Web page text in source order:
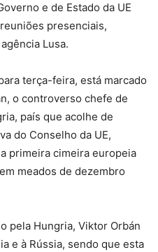
e de Estado da UE
presenciais,
Lusa.
terça-feira, está marcado
o controverso chefe de
país que acolhe de
do Conselho da UE,
primeira cimeira europeia
meados de dezembro
pela Hungria, Viktor Orbán
e à Rússia, sendo que esta